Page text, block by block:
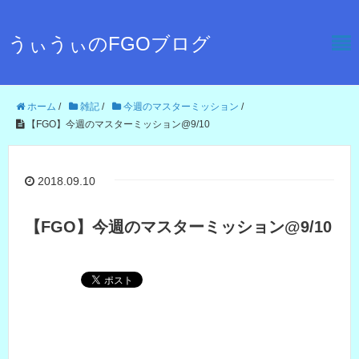
うぃうぃのFGOブログ
ホーム / 雑記 / 今週のマスターミッション /
【FGO】今週のマスターミッション@9/10
2018.09.10
【FGO】今週のマスターミッション@9/10